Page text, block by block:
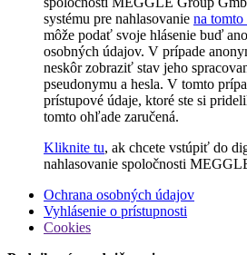
systému pre nahlasovanie na tomto
môže podať svoje hlásenie buď
osobných údajov. V prípade
neskôr zobraziť stav jeho
pseudonymu a hesla. V tomto
prístupové údaje, ktoré ste si
tomto ohľade zaručená.
Kliknite tu, ak chcete vstúpiť do
nahlasovanie spoločnosti
Ochrana osobných údajov
Vyhlásenie o prístupnosti
Cookies